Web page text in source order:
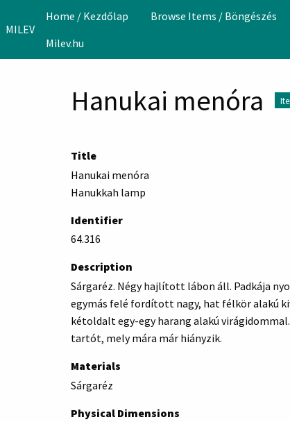
MILEV
Home / Kezdőlap Browse Items / Böngészés
Milev.hu
Hanukai menóra
Title
Hanukai menóra
Hanukkah lamp
Identifier
64.316
Description
Sárgaréz. Négy hajlított lábon áll. Padkája
egymás felé fordított nagy, hat félkör alakú
kétoldalt egy-egy harang alakú
tartót, mely mára már hiányzik.
Materials
Sárgaréz
Physical Dimensions